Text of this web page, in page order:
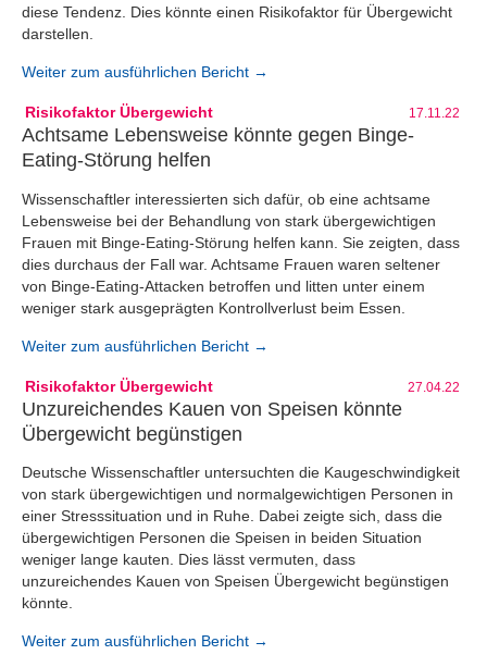
diese Tendenz. Dies könnte einen Risikofaktor für Übergewicht
darstellen.
Weiter zum ausführlichen Bericht →
Risikofaktor Übergewicht 17.11.22
Achtsame Lebensweise könnte gegen Binge-
Eating-Störung helfen
Wissenschaftler interessierten sich dafür, ob eine achtsame
Lebensweise bei der Behandlung von stark übergewichtigen
Frauen mit Binge-Eating-Störung helfen kann. Sie zeigten, dass
dies durchaus der Fall war. Achtsame Frauen waren seltener
von Binge-Eating-Attacken betroffen und litten unter einem
weniger stark ausgeprägten Kontrollverlust beim Essen.
Weiter zum ausführlichen Bericht →
Risikofaktor Übergewicht 27.04.22
Unzureichendes Kauen von Speisen könnte
Übergewicht begünstigen
Deutsche Wissenschaftler untersuchten die Kaugeschwindigkeit
von stark übergewichtigen und normalgewichtigen Personen in
einer Stresssituation und in Ruhe. Dabei zeigte sich, dass die
übergewichtigen Personen die Speisen in beiden Situation
weniger lange kauten. Dies lässt vermuten, dass
unzureichendes Kauen von Speisen Übergewicht begünstigen
könnte.
Weiter zum ausführlichen Bericht →